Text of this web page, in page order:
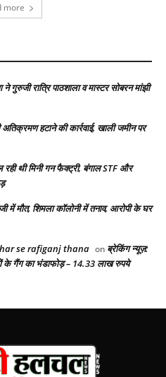
more
गुरुजी रात्रि पाठशाला व मास्टर सोबरन मांझी
हटाने की कार्रवाई, खाली जमीन पर
थी मिनी गन फैक्ट्री, बंगाल STF और
में मौत, शिमला कॉलोनी में तनाव, आरोपी के घर
se rafiganj thana on ब्रेकिंग न्यूज़:
के गैंग का भंडाफोड़ – 14.33 लाख रुपये